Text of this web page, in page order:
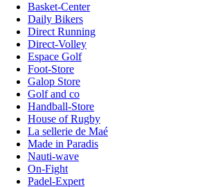
Basket-Center
Daily Bikers
Direct Running
Direct-Volley
Espace Golf
Foot-Store
Galop Store
Golf and co
Handball-Store
House of Rugby
La sellerie de Maé
Made in Paradis
Nauti-wave
On-Fight
Padel-Expert